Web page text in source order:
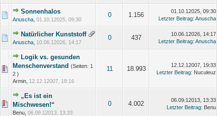
Sonnenhalos
Anuscha 01.10.12025, 09:30
0 1.156
01.10.12025, 09:30
Letzter Beitrag: Anuscha
Natürlicher Kunststoff
Anuscha 10.06.12026, 14:17
0 437
10.06.12026, 14:17
Letzter Beitrag: Anuscha
Logik vs. gesunden
Menschenverstand (Seiten: 1
2 )
Armin, 12.12.12007, 18:16
11 18.993
12.12.12007, 19:33
Letzter Beitrag: Nuculeuz
„Es ist ein
Mischwesen!“
Benu, 06.09.12013, 13:33
0 4.002
06.09.12013, 13:33
Letzter Beitrag: Benu